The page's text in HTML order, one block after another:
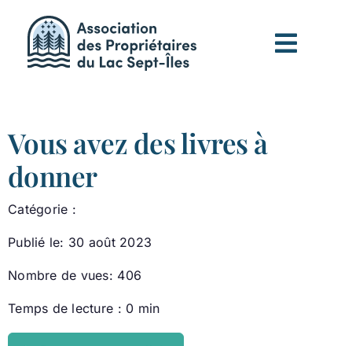
contenu
Vous avez des livres à
donner
Catégorie :
Publié le: 30 août 2023
Nombre de vues: 406
Temps de lecture : 0 min